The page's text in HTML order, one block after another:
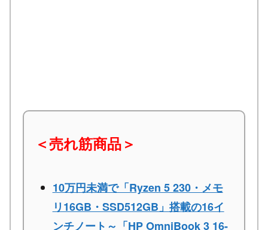
＜売れ筋商品＞
10万円未満で「Ryzen 5 230・メモ
リ16GB・SSD512GB」搭載の16イ
ンチノート～「HP OmniBook 3 16-